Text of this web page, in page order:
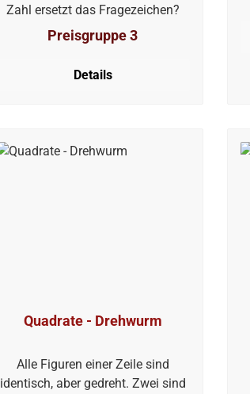
Zahl ersetzt das Fragezeichen?
Preisgruppe 3
Details
Quadrate - Drehwurm
Alle Figuren einer Zeile sind
identisch, aber gedreht. Zwei sind